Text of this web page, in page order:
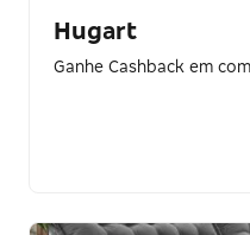
Hugart
Ganhe Cashback em